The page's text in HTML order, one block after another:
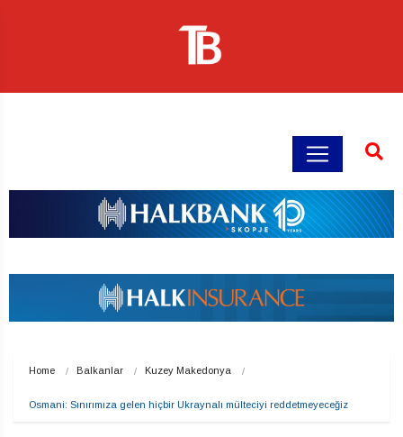
Home Balkanlar Kuzey Makedonya
Osmani: Sınırımıza gelen hiçbir Ukraynalı mülteciyi reddetmeyeceğiz